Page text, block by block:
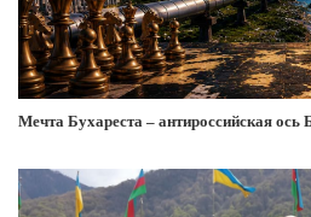
Мечта Бухареста – антироссийская ось